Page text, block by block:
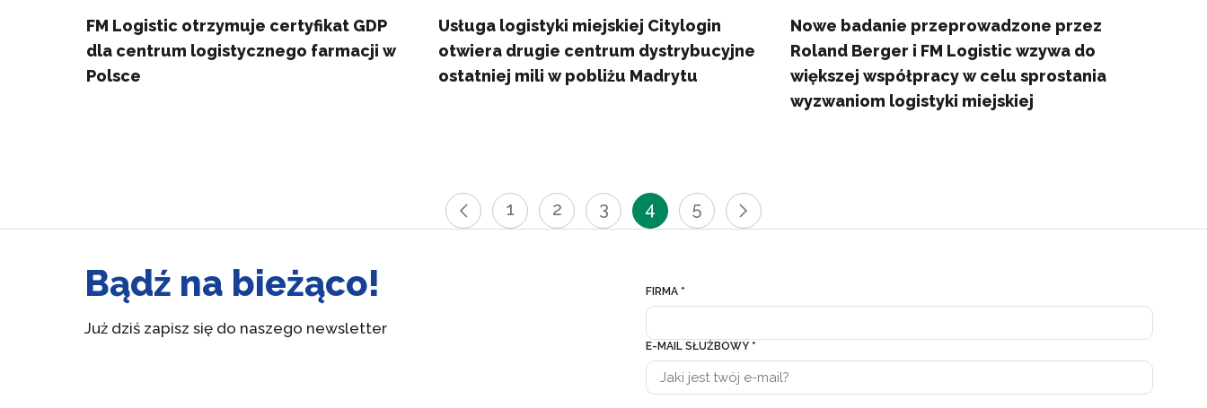
FM Logistic otrzymuje certyfikat GDP
dla centrum logistycznego farmacji w
Polsce
Usługa logistyki miejskiej Citylogin
otwiera drugie centrum dystrybucyjne
ostatniej mili w pobliżu Madrytu
Nowe badanie przeprowadzone przez
Roland Berger i FM Logistic wzywa do
większej współpracy w celu sprostania
wyzwaniom logistyki miejskiej
1 2 3 4 5
Bądź na bieżąco!
Już dziś zapisz się do naszego newsletter